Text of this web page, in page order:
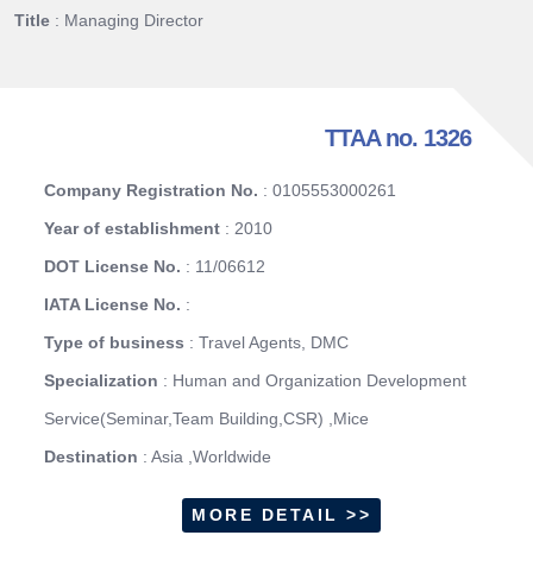
Title : Managing Director
TTAA no. 1326
Company Registration No. : 0105553000261
Year of establishment : 2010
DOT License No. : 11/06612
IATA License No. :
Type of business : Travel Agents, DMC
Specialization : Human and Organization Development
Service(Seminar,Team Building,CSR) ,Mice
Destination : Asia ,Worldwide
MORE DETAIL >>